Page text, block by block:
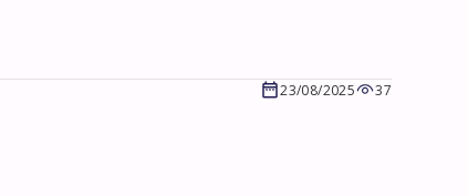
23/08/2025 37